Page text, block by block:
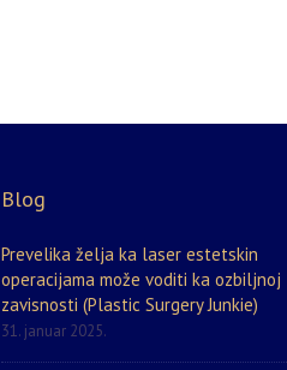
Blog
Prevelika želja ka laser estetskin
operacijama može voditi ka ozbiljnoj
zavisnosti (Plastic Surgery Junkie)
31. januar 2025.